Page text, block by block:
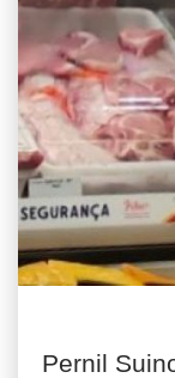
Pernil